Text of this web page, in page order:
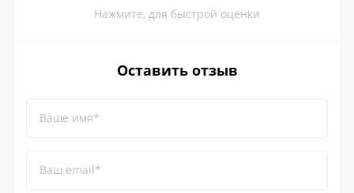
Нажмите, для быстрой оценки
Оставить отзыв
Ваше имя*
Ваш email*